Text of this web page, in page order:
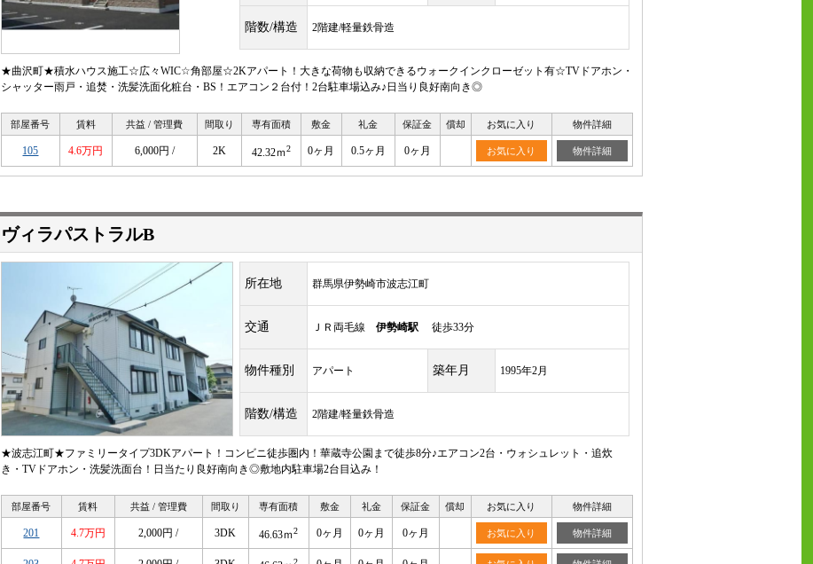
階数/構造 2階建/軽量鉄骨造
★曲沢町★積水ハウス施工☆広々WIC☆角部屋☆2Kアパート！大きな荷物も収納できるウォークインクローゼット有☆TVドアホン・
シャッター雨戸・追焚・洗髪洗面化粧台・BS！エアコン２台付！2台駐車場込み♪日当り良好南向き◎
部屋番号 賃料 共益 / 管理費 間取り 専有面積 敷金 礼金 保証金 償却 お気に入り 物件詳細
105 4.6万円 6,000円 / 2K 42.32ｍ2 0ヶ月 0.5ヶ月 0ヶ月 お気に入り 物件詳細
ヴィラパストラルB
所在地 群馬県伊勢崎市波志江町
交通 ＪＲ両毛線 伊勢崎駅徒歩33分
物件種別 アパート 築年月 1995年2月
階数/構造 2階建/軽量鉄骨造
★波志江町★ファミリータイプ3DKアパート！コンビニ徒歩圏内！華蔵寺公園まで徒歩8分♪エアコン2台・ウォシュレット・追炊
き・TVドアホン・洗髪洗面台！日当たり良好南向き◎敷地内駐車場2台目込み！
部屋番号 賃料 共益 / 管理費 間取り 専有面積 敷金 礼金 保証金 償却 お気に入り 物件詳細
201 4.7万円 2,000円 / 3DK 46.63ｍ2 0ヶ月 0ヶ月 0ヶ月 お気に入り 物件詳細
2